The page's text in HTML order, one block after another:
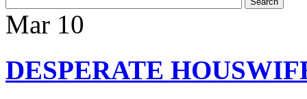
Mar 10
DESPERATE